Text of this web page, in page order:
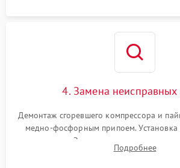
4. Замена неисправных
Демонтаж сгоревшего компрессора и
медно-фосфорным припоем. Установка
осушителя. Замена изношенных
сломанных заслонок или поврежденных
Подробнее